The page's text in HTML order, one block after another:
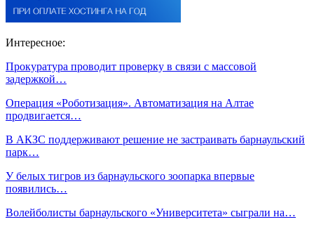
Интересное:
Прокуратура проводит проверку в связи с массовой
задержкой…
Операция «Роботизация». Автоматизация на Алтае
продвигается…
В АКЗС поддерживают решение не застраивать барнаульский
парк…
У белых тигров из барнаульского зоопарка впервые
появились…
Волейболисты барнаульского «Университета» сыграли на…